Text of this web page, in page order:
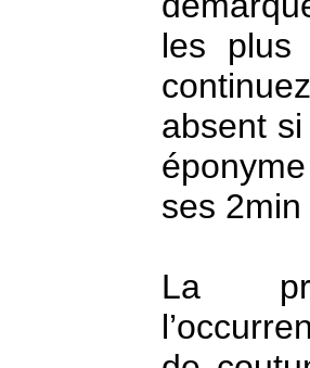
les plus
absent
ses
La